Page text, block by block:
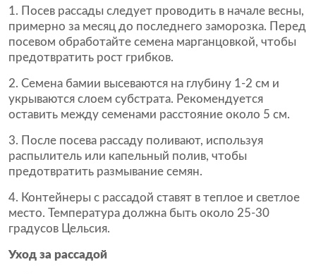
Посев рассады следует проводить в начале весны,
примерно за месяц до последнего заморозка. Перед
посевом обработайте семена марганцовкой, чтобы
предотвратить рост грибков.
Семена бамии высеваются на глубину 1-2 см и
укрываются слоем субстрата. Рекомендуется
оставить между семенами расстояние около 5 см.
После посева рассаду поливают, используя
распылитель или капельный полив, чтобы
предотвратить размывание семян.
Контейнеры с рассадой ставят в теплое и светлое
место. Температура должна быть около 25-30
градусов Цельсия.
Уход за рассадой